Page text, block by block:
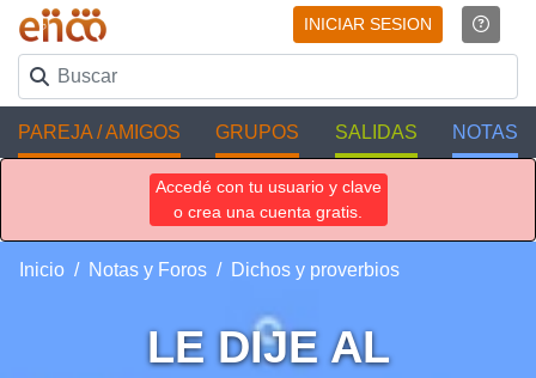
INICIAR SESION
PAREJA / AMIGOS GRUPOS SALIDAS NOTAS
Accedé con tu usuario y clave
o crea una cuenta gratis.
Inicio Notas y Foros Dichos y proverbios
LE DIJE AL